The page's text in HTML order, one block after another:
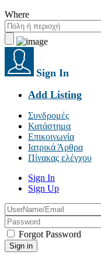
Where
Sign In
Add Listing
Συνδρομές
Κατάστημα
Επικοινωνία
Ιατρικά Άρθρα
Πίνακας ελέγχου
Sign In
Sign Up
Forgot Password